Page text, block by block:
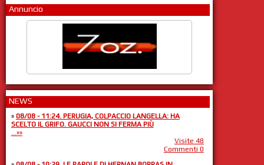
Annuncio
NEWS
» 08/08 - 11:24. PERUGIA, COLPACCIO LANGELLA: HA
SCELTO IL GRIFO. GAUCCI NON SI FERMA PIÙ
...»»
Visite 48
Commenti 0